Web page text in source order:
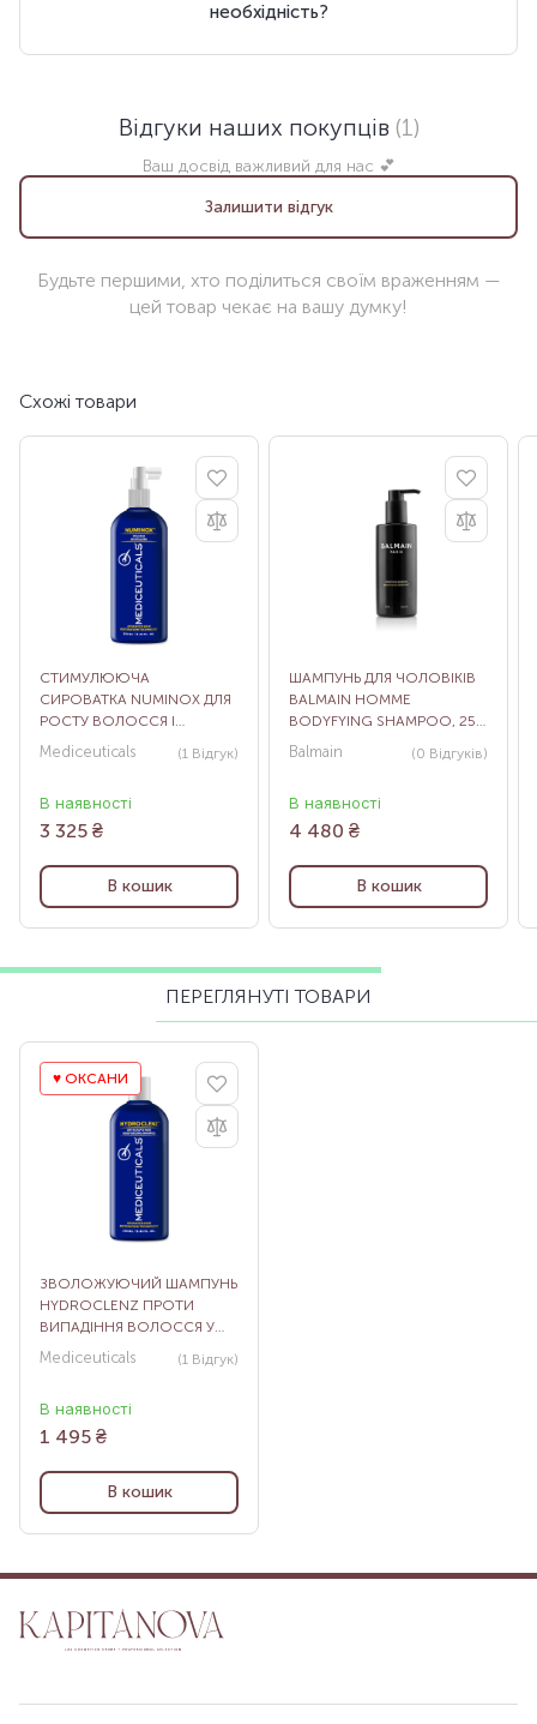
необхідність?
Відгуки наших покупців (1)
Ваш досвід важливий для нас 💕
Залишити відгук
Будьте першими, хто поділиться своїм враженням —
цей товар чекає на вашу думку!
Схожі товари
СТИМУЛЮЮЧА
СИРОВАТКА NUMINOX ДЛЯ
РОСТУ ВОЛОССЯ І
ЗДОРОВ’Я ШКІРИ ГОЛОВИ
ДЛЯ ЧОЛОВІКІВ, 250 МЛ
Mediceuticals (1 Відгук)
В наявності
3 325 ₴
В кошик
ШАМПУНЬ ДЛЯ ЧОЛОВІКІВ
BALMAIN HOMME
BODYFYING SHAMPOO, 250
МЛ
Balmain (0 Відгуків)
В наявності
4 480 ₴
В кошик
ПЕРЕГЛЯНУТІ ТОВАРИ
♥️ ОКСАНИ
ЗВОЛОЖУЮЧИЙ ШАМПУНЬ
HYDROCLENZ ПРОТИ
ВИПАДІННЯ ВОЛОССЯ У
ЧОЛОВІКІВ (СУХА ШКІРА/
Mediceuticals (1 Відгук)
В наявності
1 495 ₴
В кошик